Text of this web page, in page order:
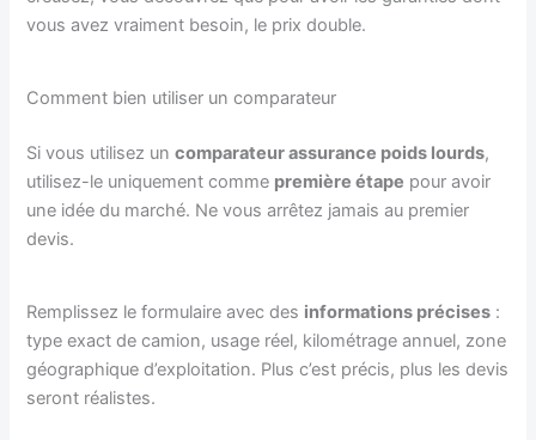
vous avez vraiment besoin, le prix double.
Comment bien utiliser un comparateur
Si vous utilisez uncomparateur assurance poids lourds,
utilisez-le uniquement comme première étape pour avoir
une idée du marché. Ne vous arrêtez jamais au premier
devis.
Remplissez le formulaire avec des informations précises :
type exact de camion, usage réel, kilométrage annuel, zone
géographique d’exploitation. Plus c’est précis, plus les devis
seront réalistes.